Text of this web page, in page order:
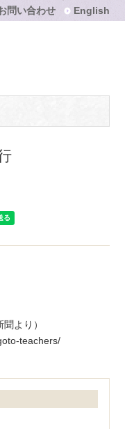
問い合わせ English
より）
teachers/